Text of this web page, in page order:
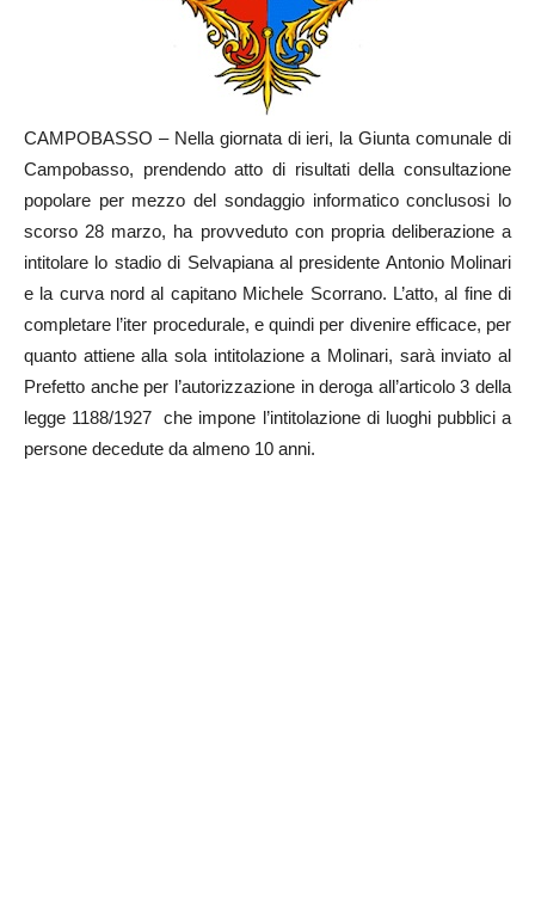
CAMPOBASSO – Nella giornata di ieri, la Giunta comunale di
Campobasso, prendendo atto di risultati della consultazione
popolare per mezzo del sondaggio informatico conclusosi lo
scorso 28 marzo, ha provveduto con propria deliberazione a
intitolare lo stadio di Selvapiana al presidente Antonio Molinari
e la curva nord al capitano Michele Scorrano. L’atto, al fine di
completare l’iter procedurale, e quindi per divenire efficace, per
quanto attiene alla sola intitolazione a Molinari, sarà inviato al
Prefetto anche per l’autorizzazione in deroga all’articolo 3 della
legge 1188/1927 che impone l’intitolazione di luoghi pubblici a
persone decedute da almeno 10 anni.